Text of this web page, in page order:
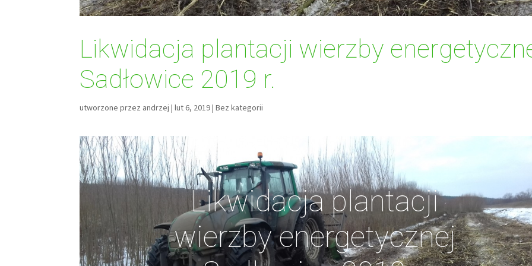
Likwidacja plantacji wierzby
Sadłowice 2019 r.
utworzone przez andrzej |lut 6, 2019|Bez kategorii
Likwidacja plantacji
wierzby energetycznej